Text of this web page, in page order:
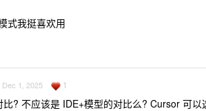
式我挺喜欢用
Dec 1, 2025 1
比? 不应该是 IDE+模型的对比么? Cursor 可